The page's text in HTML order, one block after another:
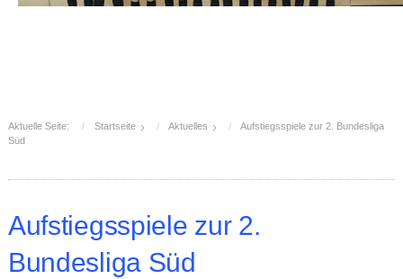
Aktuelle Seite: Startseite Aktuelles
Aufstiegsspiele zur 2. Bundesliga
Süd
Aufstiegsspiele zur 2.
Bundesliga Süd